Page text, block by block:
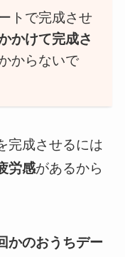
トで完成させ
かけて完成さ
からないで
完成させるには
労感があるから
かのおうちデー